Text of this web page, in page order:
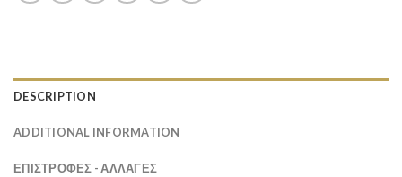
DESCRIPTION
ADDITIONAL INFORMATION
ΕΠΙΣΤΡΟΦΕΣ - ΑΛΛΑΓΕΣ